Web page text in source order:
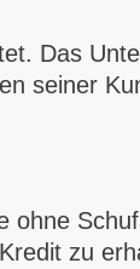
Das
seiner
ohne
zu